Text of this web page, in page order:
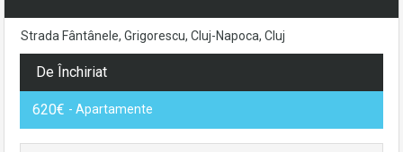
Strada Fântânele, Grigorescu, Cluj-Napoca, Cluj
De Închiriat
620€ - Apartamente